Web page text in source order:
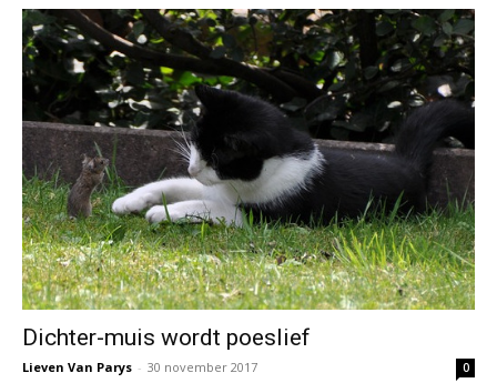
Dichter-muis wordt poeslief
Lieven Van Parys - 30 november 2017 0